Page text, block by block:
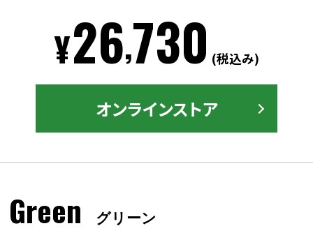
¥26,730 (税込み)
オンラインストア
Green グリーン